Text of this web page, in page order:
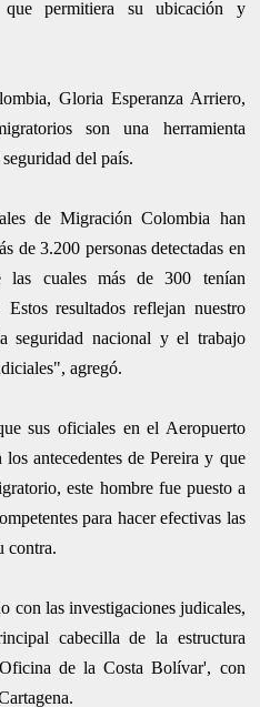
que permitiera su ubicación y
Gloria Esperanza Arriero,
son una herramienta
del país.
de Migración Colombia han
de 3.200 personas detectadas en
las cuales más de 300 tenían
resultados reflejan nuestro
seguridad nacional y el trabajo
agregó.
sus oficiales en el Aeropuerto
antecedentes de Pereira y que
este hombre fue puesto a
para hacer efectivas las
contra.
con las investigaciones judicales,
cabecilla de la estructura
de la Costa Bolívar', con